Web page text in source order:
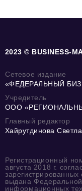
2023 © BUSINESS-
Сетевое издание
«ФЕДЕРАЛЬНЫЙ
Учредитель
ООО
Главный редактор
Хайрутдинова
Регистрационный
августа 2018 г.
выдана
информационных